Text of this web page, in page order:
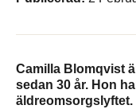
Camilla Blomqvist
sedan 30 år. Hon
äldreomsorgslyftet.